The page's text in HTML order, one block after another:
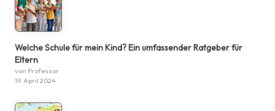
Welche Schule für mein Kind? Ein umfassender Ratgeber für
Eltern
von Professor
19. April 2024